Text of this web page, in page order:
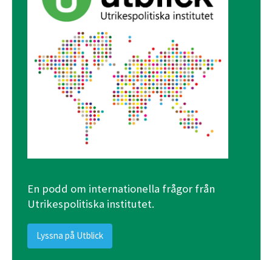
En podd om internationella frågor från
Utrikespolitiska institutet.
Lyssna på Utblick